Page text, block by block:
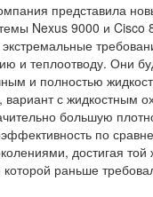
представила
Nexus 9000 и Cisco
и теплоотводу. Они
и полностью
с жидкостным
большую
по
достигая той
раньше